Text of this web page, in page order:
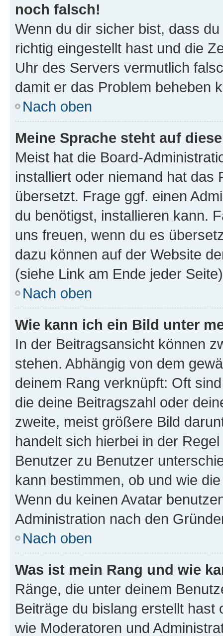
noch falsch!
Wenn du dir sicher bist, dass
richtig eingestellt hast und die
Uhr des Servers vermutlich
damit er das Problem beheben
Nach oben
Meine Sprache steht auf
Meist hat die Board-
installiert oder niemand hat das
übersetzt. Frage ggf. einen
du benötigst, installieren kann.
uns freuen, wenn du es
dazu können auf der Website
(siehe Link am Ende jeder
Nach oben
Wie kann ich ein Bild unter
In der Beitragsansicht können
stehen. Abhängig von dem
deinem Rang verknüpft: Oft
die deine Beitragszahl oder
zweite, meist größere Bild
handelt sich hierbei in der
Benutzer zu Benutzer
kann bestimmen, ob und wie
Wenn du keinen Avatar
Administration nach den
Nach oben
Was ist mein Rang und wie
Ränge, die unter deinem
Beiträge du bislang erstellt
wie Moderatoren und